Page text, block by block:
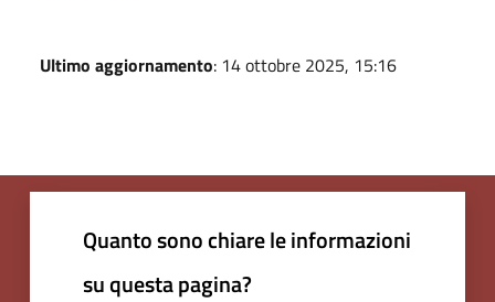
Ultimo aggiornamento: 14 ottobre 2025, 15:16
Quanto sono chiare le informazioni
su questa pagina?